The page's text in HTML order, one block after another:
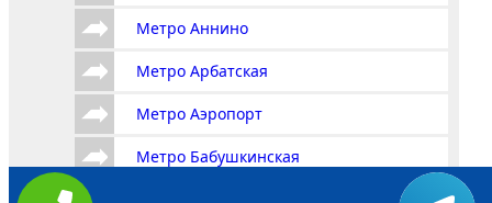
Метро Аннино
Метро Арбатская
Метро Аэропорт
Метро Бабушкинская